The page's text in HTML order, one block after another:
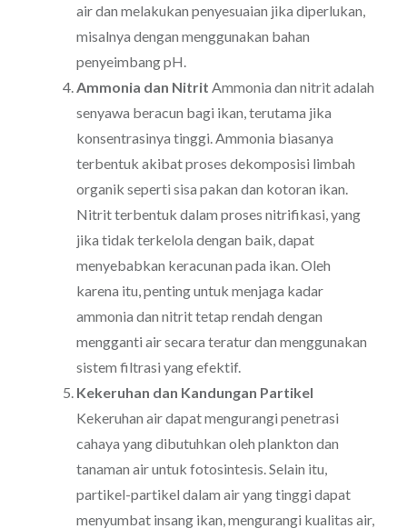
air dan melakukan penyesuaian jika diperlukan,
misalnya dengan menggunakan bahan
penyeimbang pH.
Ammonia dan Nitrit Ammonia dan nitrit adalah
senyawa beracun bagi ikan, terutama jika
konsentrasinya tinggi. Ammonia biasanya
terbentuk akibat proses dekomposisi limbah
organik seperti sisa pakan dan kotoran ikan.
Nitrit terbentuk dalam proses nitrifikasi, yang
jika tidak terkelola dengan baik, dapat
menyebabkan keracunan pada ikan. Oleh
karena itu, penting untuk menjaga kadar
ammonia dan nitrit tetap rendah dengan
mengganti air secara teratur dan menggunakan
sistem filtrasi yang efektif.
Kekeruhan dan Kandungan Partikel
Kekeruhan air dapat mengurangi penetrasi
cahaya yang dibutuhkan oleh plankton dan
tanaman air untuk fotosintesis. Selain itu,
partikel-partikel dalam air yang tinggi dapat
menyumbat insang ikan, mengurangi kualitas air,